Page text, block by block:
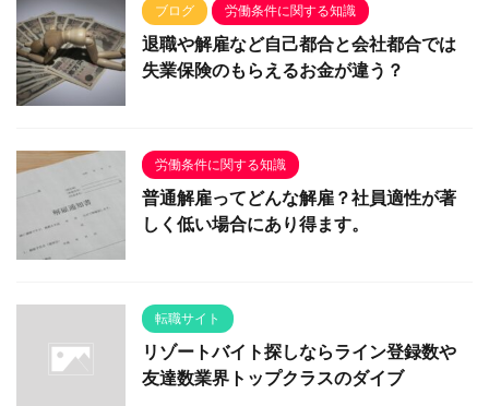
ブログ 労働条件に関する知識
退職や解雇など自己都合と会社都合では
失業保険のもらえるお金が違う？
労働条件に関する知識
普通解雇ってどんな解雇？社員適性が著
しく低い場合にあり得ます。
転職サイト
リゾートバイト探しならライン登録数や
友達数業界トップクラスのダイブ